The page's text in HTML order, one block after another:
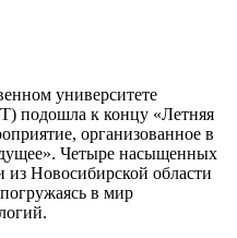
университете
подошла к концу «Летняя
организованное в
Четыре насыщенных
Новосибирской области
в мир